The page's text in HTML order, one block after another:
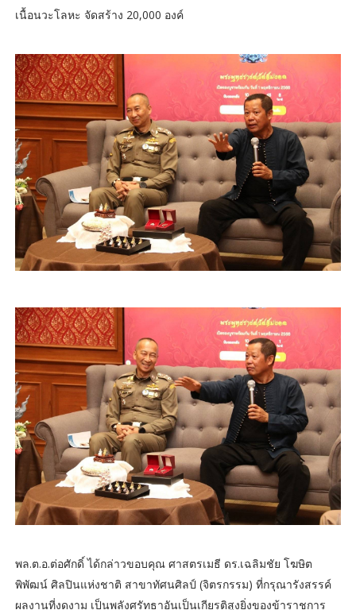
เนื้อนวะโลหะ จัดสร้าง 20,000 องค์
พล.ต.อ.ต่อศักดิ์ ได้กล่าวขอบคุณ ศาสตรเมธี ดร.เฉลิมชัย โฆษิต
พิพัฒน์ ศิลปินแห่งชาติ สาขาทัศนศิลป์ (จิตรกรรม) ที่กรุณารังสรรค์
ผลงานที่งดงาม เป็นพลังศรัทธาอันเป็นเกียรติสูงยิ่งของข้าราชการ